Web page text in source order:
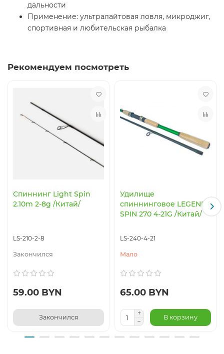
дальности
Применение: ультралайтовая ловля, микроджиг,
спортивная и любительская рыбалка
Рекомендуем посмотреть
Спиннинг Light Spin
2.10m 2-8g /Китай/
LS-210-2-8
Закончился
59.00 BYN
Закончился
Удилище
спиннинговое LEGEND
SPIN 270 4-21G /Китай/
LS-240-4-21
Мало
65.00 BYN
В корзину